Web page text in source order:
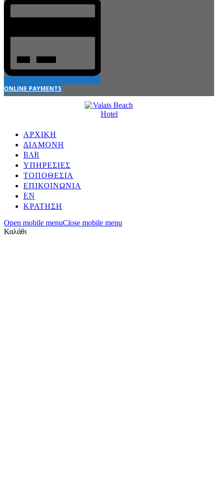
ONLINE PAYMENTS
ΑΡΧΙΚΉ
ΔΙΑΜΟΝΉ
BAR
ΥΠΗΡΕΣΊΕΣ
ΤΟΠΟΘΕΣΊΑ
ΕΠΙΚΟΙΝΩΝΊΑ
EN
ΚΡΑΤΗΣΗ
Open mobile menuClose mobile menu
Καλάθι